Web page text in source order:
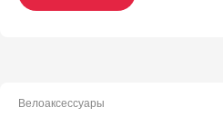
Велоаксессуары